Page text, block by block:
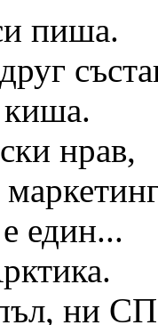
пиша.
киша.
нрав,
един...
ни